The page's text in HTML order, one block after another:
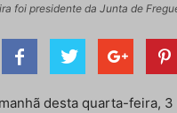
foi presidente da Junta de
desta quarta-feira,